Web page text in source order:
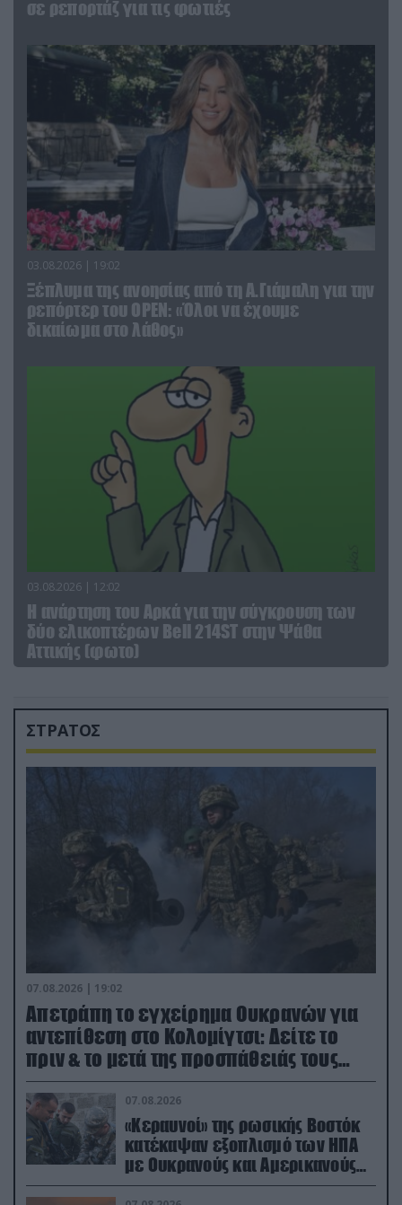
σε ρεπορτάζ για τις φωτιές
03.08.2026 | 19:02
Ξέπλυμα της ανοησίας από τη Α.Γιάμαλη για την
ρεπόρτερ του ΟΡΕΝ: «Όλοι να έχουμε
δικαίωμα στο λάθος»
03.08.2026 | 12:02
Η ανάρτηση του Αρκά για την σύγκρουση των
δύο ελικοπτέρων Bell 214ST στην Ψάθα
Αττικής (φωτο)
ΣΤΡΑΤΟΣ
07.08.2026 | 19:02
Απετράπη το εγχείρημα Ουκρανών για
αντεπίθεση στο Κολομίγτσι: Δείτε το
πριν & το μετά της προσπάθειάς τους
(βίντεο)
07.08.2026
«Κεραυνοί» της ρωσικής Βοστόκ
κατέκαψαν εξοπλισμό των ΗΠΑ
με Ουκρανούς και Αμερικανούς
μισθοφόρους – Δείτε βίντεο